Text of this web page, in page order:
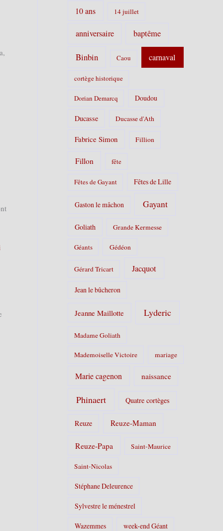
10 ans 14 juillet
anniversaire baptême
Binbin Caou carnaval
cortège historique
Dorian Demarcq Doudou
Ducasse Ducasse d'Ath
Fabrice Simon Fillion
Fillon fête
Fêtes de Gayant Fêtes de Lille
Gaston le mâchon Gayant
Goliath Grande Kermesse
Géants Gédéon
Gérard Tricart Jacquot
Jean le bûcheron
Jeanne Maillotte Lyderic
Madame Goliath
Mademoiselle Victoire mariage
Marie cagenon naissance
Phinaert Quatre cortèges
Reuze Reuze-Maman
Reuze-Papa Saint-Maurice
Saint-Nicolas
Stéphane Deleurence
Sylvestre le ménestrel
Wazemmes week-end Géant